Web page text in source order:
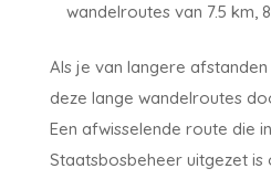
wandelroutes van 7.5 km,
Als je van langere
deze lange wandelroutes
Een afwisselende route die
Staatsbosbeheer uitgezet is